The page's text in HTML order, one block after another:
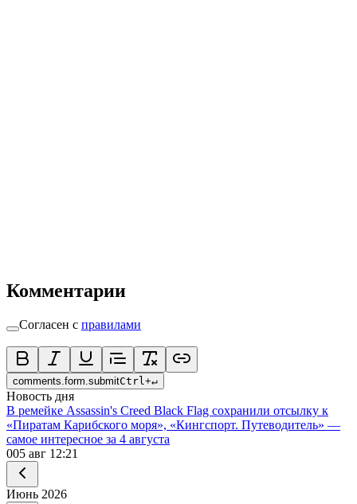
Комментарии
Согласен с правилами
comments.form.submitCtrl+↵
Новость дня
В ремейке Assassin's Creed Black Flag сохранили отсылку к
«Пиратам Карибского моря», «Кингспорт. Путеводитель» —
самое интересное за 4 августа
005 авг 12:21
Июнь 2026